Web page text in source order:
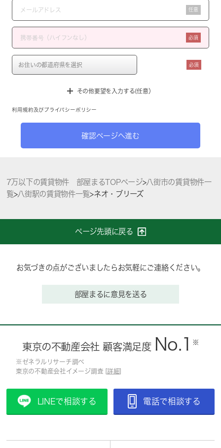
任意
必須
必須
その他要望を入力する(任意）
利用規約 及び プライバシーポリシー
確認ページへ進む
7万以下の賃貸物件 部屋まるTOPページ>八街市の賃貸物件一
覧>八街駅の賃貸物件一覧>ネオ・ブリーズ
ページ先頭に戻る
お気づきの点がございましたらお気軽にご連絡ください。
部屋まるに意見を送る
東京の不動産会社 顧客満足度 No.1 ※
※ゼネラルリサーチ調べ
東京の不動産会社イメージ調査 [ 詳細
LINEで相談する 電話で相談する